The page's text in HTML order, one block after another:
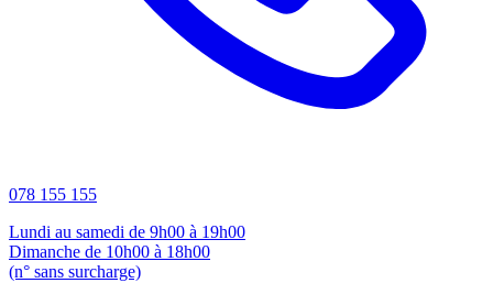
078 155 155
Lundi au samedi de 9h00 à 19h00
Dimanche de 10h00 à 18h00
(n° sans surcharge)